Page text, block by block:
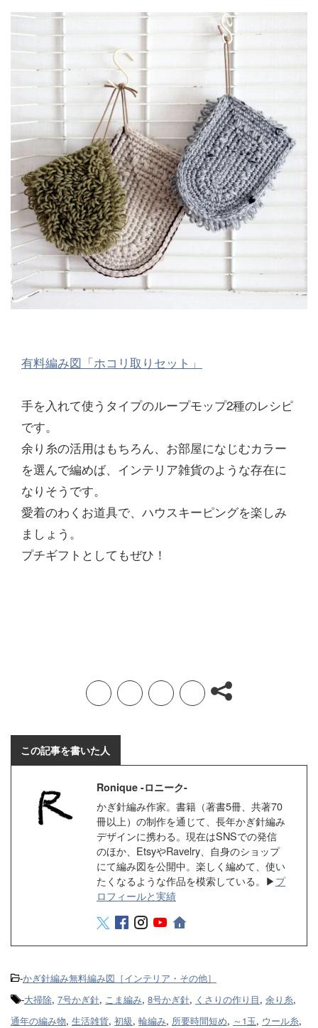
有料編み図「ホコリ取りセット」
手を入れて使うタイプのループモップ2種のレシピ
です。
余り糸の活用はもちろん、お部屋になじむカラー
を選んで編めば、インテリア雑貨のような存在に
なりそうです。
愛着のわくお道具で、ハウスキーピングを楽しみ
ましょう。
プチギフトとしてもぜひ！
F
c
e
b
o
o
k
T
t
t
e
r
L
e
H
e
a
この記事を書いた人
Ronique -ロニーク-
かぎ針編み作家。書籍（著書5冊、共著70
冊以上）の制作を通じて、長年かぎ針編み
デザインに携わる。現在はSNSでの発信
のほか、EtsyやRavelry、自身のショップ
にて編み図を公開中。楽しく編めて、使い
たくなるような作品を模索している。▶プ
ロフィールと実績
-かぎ針編み無料編み図［インテリア・その他］
-大掃除, 7号かぎ針, こま編み, 8号かぎ針, くさりの作り目, 余り糸,
通年の編み物, 生活雑貨, 初級, 輪編み, 所要時間短め, ～1玉, ウール糸,